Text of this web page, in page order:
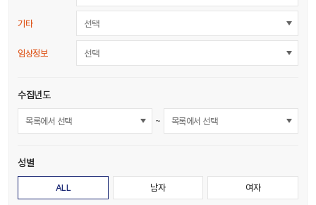
기타 선택
임상정보 선택
수집년도
~
성별
ALL 남자 여자